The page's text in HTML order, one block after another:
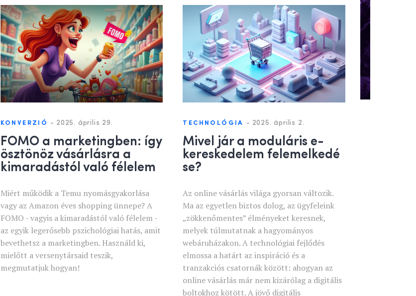
KONVERZIÓ - 2025. április 29.
FOMO a marketingben: így
ösztönöz vásárlásra a
kimaradástól való félelem
Miért működik a Temu nyomásgyakorlása
vagy az Amazon éves shopping ünnepe? A
FOMO - vagyis a kimaradástól való félelem -
az egyik legerősebb pszichológiai hatás, amit
bevethetsz a marketingben. Használd ki,
mielőtt a versenytársaid teszik,
megmutatjuk hogyan!
TECHNOLÓGIA - 2025. április 2.
Mivel jár a moduláris e-
kereskedelem felemelkedé
se?
Az online vásárlás világa gyorsan változik.
Ma az egyetlen biztos dolog, az ügyfeleink
„zökkenőmentes” élményeket keresnek,
melyek túlmutatnak a hagyományos
webáruházakon. A technológiai fejlődés
elmossa a határt az inspiráció és a
tranzakciós csatornák között: ahogyan az
online vásárlás már nem kizárólag a digitális
boltokhoz kötött. A jövő digitális